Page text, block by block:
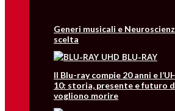
Generi musicali e
scelta
Il Blu-ray compie 20 anni e
10: storia, presente e futuro
vogliono morire